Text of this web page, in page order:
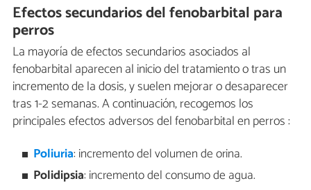
Efectos secundarios del fenobarbital para
perros
La mayoría de efectos secundarios asociados al
fenobarbital aparecen al inicio del tratamiento o tras un
incremento de la dosis, y suelen mejorar o desaparecer
tras 1-2 semanas. A continuación, recogemos los
principales efectos adversos del fenobarbital en perros :
Poliuria: incremento del volumen de orina.
Polidipsia: incremento del consumo de agua.